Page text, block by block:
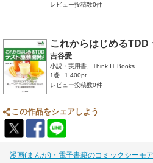
レビュー投稿数0件
これからはじめるTDD
吉谷愛
小説・実用書、Think IT Books
1巻
1,400pt
レビュー投稿数0件
この作品をシェアしよう
漫画(まんが)・電子書籍のコミックシーモ